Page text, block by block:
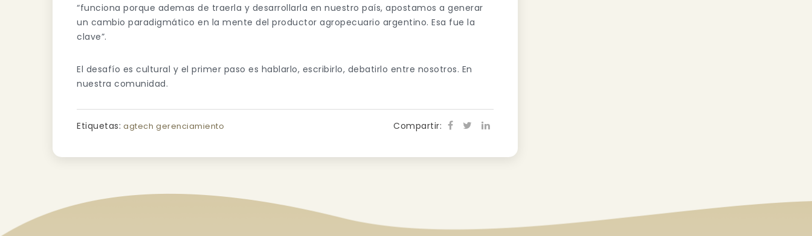
“funciona porque ademas de traerla y desarrollarla en nuestro país, apostamos a generar
un cambio paradigmático en la mente del productor agropecuario argentino. Esa fue la
clave”.
El desafío es cultural y el primer paso es hablarlo, escribirlo, debatirlo entre nosotros. En
nuestra comunidad.
Etiquetas: agtech gerenciamiento Compartir: